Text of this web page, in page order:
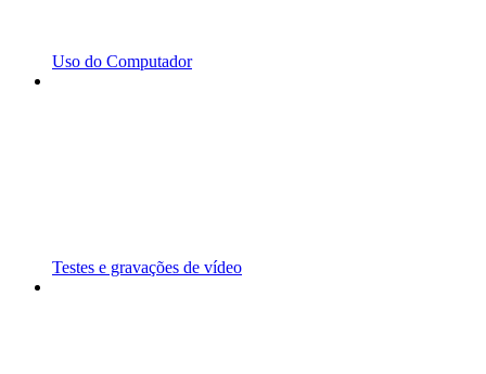
Uso do Computador
Testes e gravações de vídeo